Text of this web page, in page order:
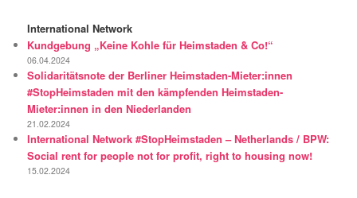
International Network
Kundgebung „Keine Kohle für Heimstaden & Co!“
06.04.2024
Solidaritätsnote der Berliner Heimstaden-Mieter:innen
#StopHeimstaden mit den kämpfenden Heimstaden-
Mieter:innen in den Niederlanden
21.02.2024
International Network #StopHeimstaden – Netherlands / BPW:
Social rent for people not for profit, right to housing now!
15.02.2024